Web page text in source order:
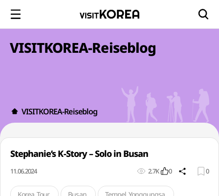
VISITKOREA-Reiseblog
VISITKOREA-Reiseblog
Stephanie’s K-Story – Solo in Busan
11.06.2024 2.7K 0 0